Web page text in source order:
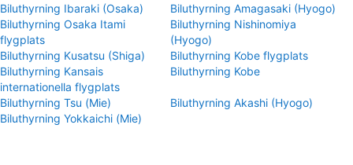
Biluthyrning Ibaraki (Osaka)
Biluthyrning Amagasaki (Hyogo)
Biluthyrning Osaka Itami
flygplats
Biluthyrning Nishinomiya
(Hyogo)
Biluthyrning Kusatsu (Shiga)
Biluthyrning Kobe flygplats
Biluthyrning Kansais
internationella flygplats
Biluthyrning Kobe
Biluthyrning Tsu (Mie)
Biluthyrning Akashi (Hyogo)
Biluthyrning Yokkaichi (Mie)